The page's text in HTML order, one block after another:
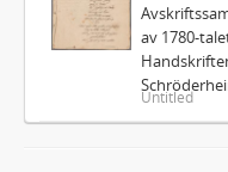
av 1780-
Untitled